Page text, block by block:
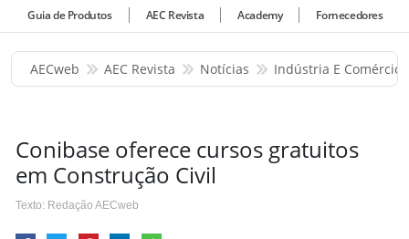
Guia de Produtos AEC Revista Academy Fornecedores
AECweb AEC Revista Notícias Indústria E Comércio
Conibase oferece cursos gratuitos
em Construção Civil
Texto: Redação AECweb